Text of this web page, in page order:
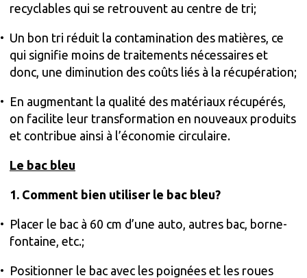
recyclables qui se retrouvent au centre de tri;
Un bon tri réduit la contamination des matières, ce
qui signifie moins de traitements nécessaires et
donc, une diminution des coûts liés à la récupération;
En augmentant la qualité des matériaux récupérés,
on facilite leur transformation en nouveaux produits
et contribue ainsi à l’économie circulaire.
Le bac bleu
1. Comment bien utiliser le bac bleu?
Placer le bac à 60 cm d’une auto, autres bac, borne-
fontaine, etc.;
Positionner le bac avec les poignées et les roues